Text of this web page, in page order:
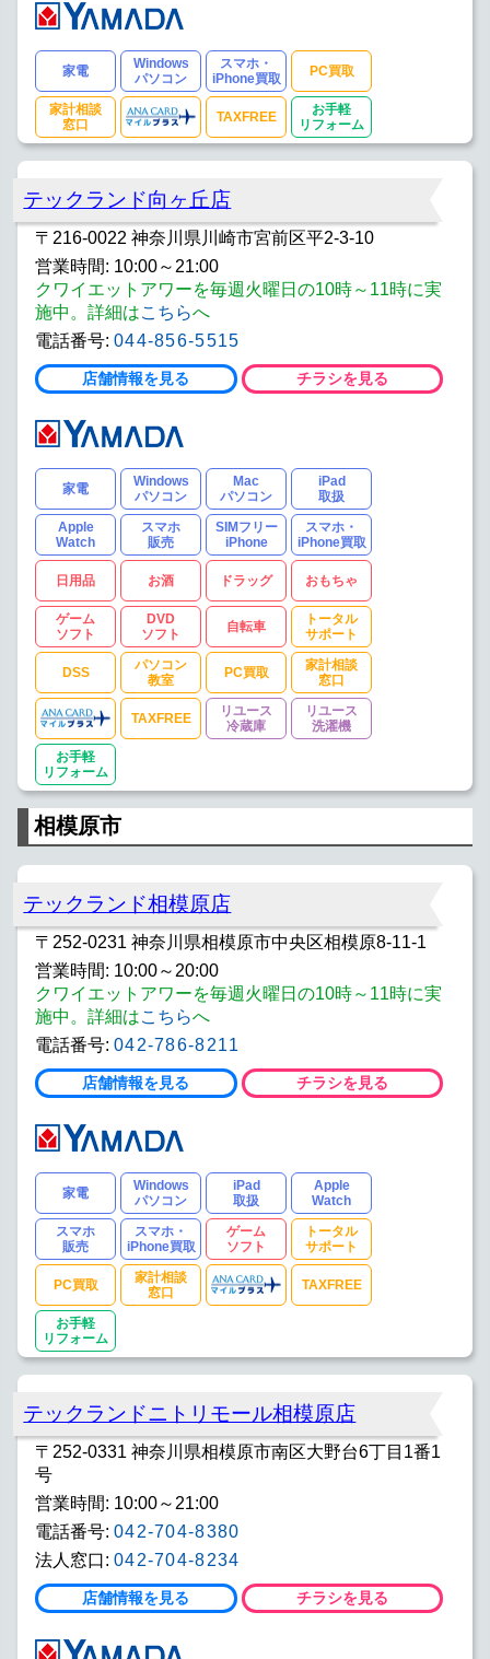
家電
Windows
パソコン
スマホ・
iPhone買取
PC買取
家計相談
窓口
TAXFREE
お手軽
リフォーム
テックランド向ヶ丘店
〒216-0022 神奈川県川崎市宮前区平2-3-10
営業時間: 10:00～21:00
クワイエットアワーを毎週火曜日の10時～11時に実
施中。詳細はこちらへ
電話番号: 044-856-5515
店舗情報を見る チラシを見る
家電
Windows
パソコン
Mac
パソコン
iPad
取扱
Apple
Watch
スマホ
販売
SIMフリー
iPhone
スマホ・
iPhone買取
日用品 お酒 ドラッグ おもちゃ
ゲーム
ソフト
DVD
ソフト
自転車
トータル
サポート
DSS
パソコン
教室
PC買取
家計相談
窓口
TAXFREE
リユース
冷蔵庫
リユース
洗濯機
お手軽
リフォーム
相模原市
テックランド相模原店
〒252-0231 神奈川県相模原市中央区相模原8-11-1
営業時間: 10:00～20:00
クワイエットアワーを毎週火曜日の10時～11時に実
施中。詳細はこちらへ
電話番号: 042-786-8211
店舗情報を見る チラシを見る
家電
Windows
パソコン
iPad
取扱
Apple
Watch
スマホ
販売
スマホ・
iPhone買取
ゲーム
ソフト
トータル
サポート
PC買取
家計相談
窓口
TAXFREE
お手軽
リフォーム
テックランドニトリモール相模原店
〒252-0331 神奈川県相模原市南区大野台6丁目1番1
号
営業時間: 10:00～21:00
電話番号: 042-704-8380
法人窓口: 042-704-8234
店舗情報を見る チラシを見る